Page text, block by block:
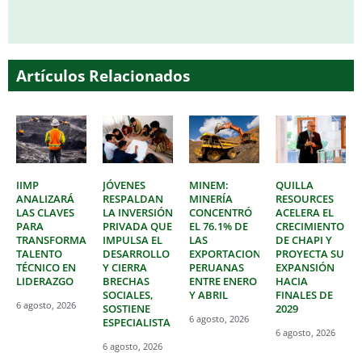
Artículos Relacionados
IIMP
ANALIZARÁ
LAS CLAVES
PARA
TRANSFORMAR
TALENTO
TÉCNICO EN
LIDERAZGO
6 agosto, 2026
JÓVENES
RESPALDAN
LA INVERSIÓN
PRIVADA QUE
IMPULSA EL
DESARROLLO
Y CIERRA
BRECHAS
SOCIALES,
SOSTIENE
ESPECIALISTA
6 agosto, 2026
MINEM:
MINERÍA
CONCENTRÓ
EL 76.1% DE
LAS
EXPORTACIONES
PERUANAS
ENTRE ENERO
Y ABRIL
6 agosto, 2026
QUILLA
RESOURCES
ACELERA EL
CRECIMIENTO
DE CHAPI Y
PROYECTA SU
EXPANSIÓN
HACIA
FINALES DE
2029
6 agosto, 2026